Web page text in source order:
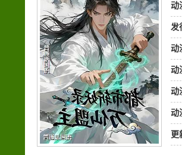
动
发
动
动
动
动
武
更